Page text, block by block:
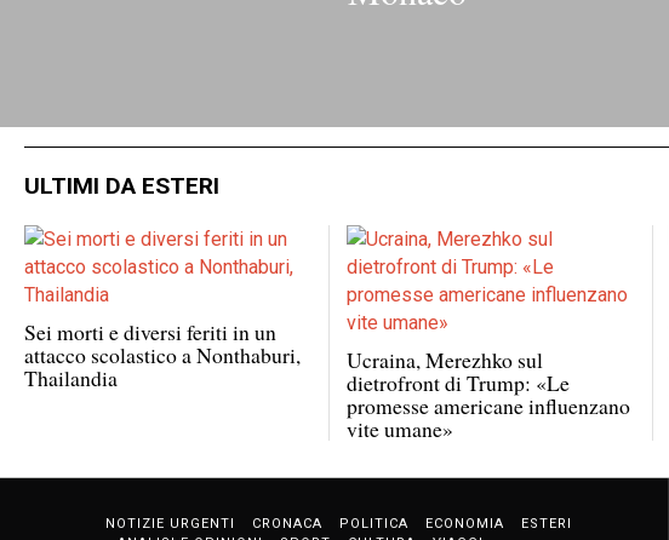
ULTIMI DA ESTERI
Sei morti e diversi feriti in un
attacco scolastico a Nonthaburi,
Thailandia
Ucraina, Merezhko sul
dietrofront di Trump: «Le
promesse americane influenzano
vite umane»
NOTIZIE URGENTI CRONACA POLITICA ECONOMIA
ESTERI